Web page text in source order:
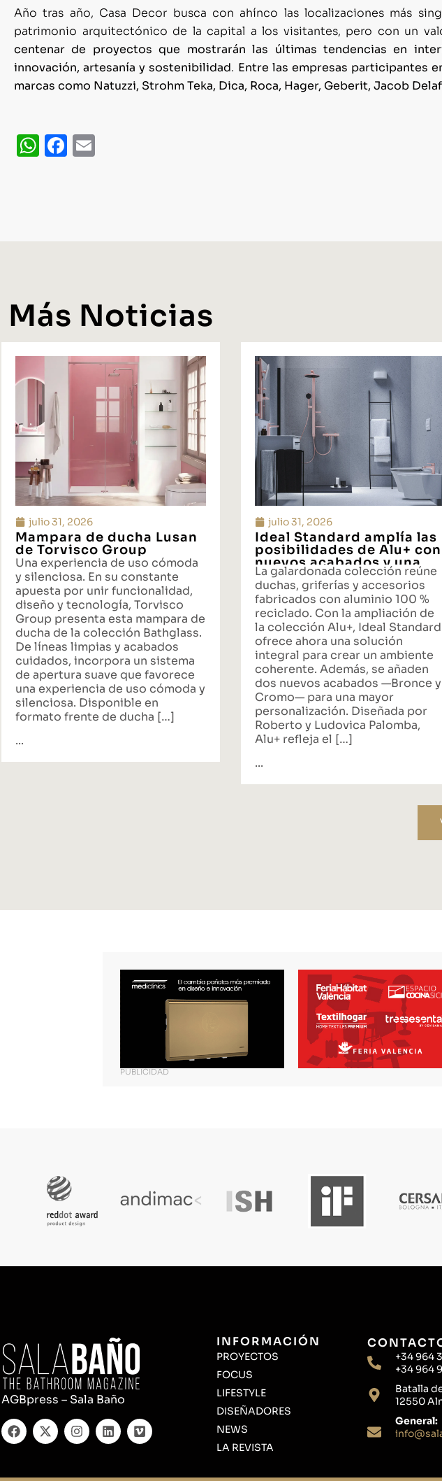
Año tras año, Casa Decor busca con ahínco las localizaciones más
patrimonio arquitectónico de la capital a los visitantes, pero con un
centenar de proyectos que mostrarán las últimas tendencias en
innovación, artesanía y sostenibilidad. Entre las empresas participantes
marcas como Natuzzi, Strohm Teka, Dica, Roca, Hager, Geberit, Jacob
WhatsApp
Facebook
Más Noticias
julio 31, 2026
Mampara de ducha Lusan
de Torvisco Group
Una experiencia de uso cómoda
y silenciosa. En su constante
apuesta por unir funcionalidad,
diseño y tecnología, Torvisco
Group presenta esta mampara de
ducha de la colección Bathglass.
De líneas limpias y acabados
cuidados, incorpora un sistema
de apertura suave que favorece
una experiencia de uso cómoda y
silenciosa. Disponible en
formato frente de ducha […]
...
julio 31, 2026
Ideal Standard amplía las
posibilidades de Alu+ con
nuevos acabados y una
propuesta integral de
baño
La galardonada colección reúne
duchas, griferías y accesorios
fabricados con aluminio 100 %
reciclado. Con la ampliación de
la colección Alu+, Ideal Standard
ofrece ahora una solución
integral para crear un ambiente
coherente. Además, se añaden
dos nuevos acabados —Bronce y
Cromo— para una mayor
personalización. Diseñada por
Roberto y Ludovica Palomba,
Alu+ refleja el […]
...
PUBLICIDAD
AGBpress – Sala Baño
INFORMACIÓN
PROYECTOS
FOCUS
LIFESTYLE
DISEÑADORES
NEWS
LA REVISTA
+34 964
+34 964
Batalla
12550
General: